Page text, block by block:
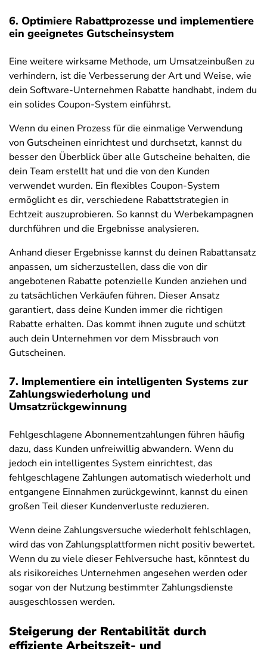
6. Optimiere Rabattprozesse und implementiere
ein geeignetes Gutscheinsystem
Eine weitere wirksame Methode, um Umsatzeinbußen zu
verhindern, ist die Verbesserung der Art und Weise, wie
dein Software-Unternehmen Rabatte handhabt, indem du
ein solides Coupon-System einführst.
Wenn du einen Prozess für die einmalige Verwendung
von Gutscheinen einrichtest und durchsetzt, kannst du
besser den Überblick über alle Gutscheine behalten, die
dein Team erstellt hat und die von den Kunden
verwendet wurden. Ein flexibles Coupon-System
ermöglicht es dir, verschiedene Rabattstrategien in
Echtzeit auszuprobieren. So kannst du Werbekampagnen
durchführen und die Ergebnisse analysieren.
Anhand dieser Ergebnisse kannst du deinen Rabattansatz
anpassen, um sicherzustellen, dass die von dir
angebotenen Rabatte potenzielle Kunden anziehen und
zu tatsächlichen Verkäufen führen. Dieser Ansatz
garantiert, dass deine Kunden immer die richtigen
Rabatte erhalten. Das kommt ihnen zugute und schützt
auch dein Unternehmen vor dem Missbrauch von
Gutscheinen.
7. Implementiere ein intelligenten Systems zur
Zahlungswiederholung und
Umsatzrückgewinnung
Fehlgeschlagene Abonnementzahlungen führen häufig
dazu, dass Kunden unfreiwillig abwandern. Wenn du
jedoch ein intelligentes System einrichtest, das
fehlgeschlagene Zahlungen automatisch wiederholt und
entgangene Einnahmen zurückgewinnt, kannst du einen
großen Teil dieser Kundenverluste reduzieren.
Wenn deine Zahlungsversuche wiederholt fehlschlagen,
wird das von Zahlungsplattformen nicht positiv bewertet.
Wenn du zu viele dieser Fehlversuche hast, könntest du
als risikoreiches Unternehmen angesehen werden oder
sogar von der Nutzung bestimmter Zahlungsdienste
ausgeschlossen werden.
Steigerung der Rentabilität durch